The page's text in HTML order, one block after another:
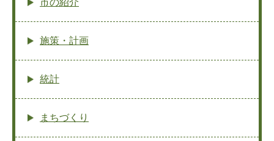
施策・計画
統計
まちづくり